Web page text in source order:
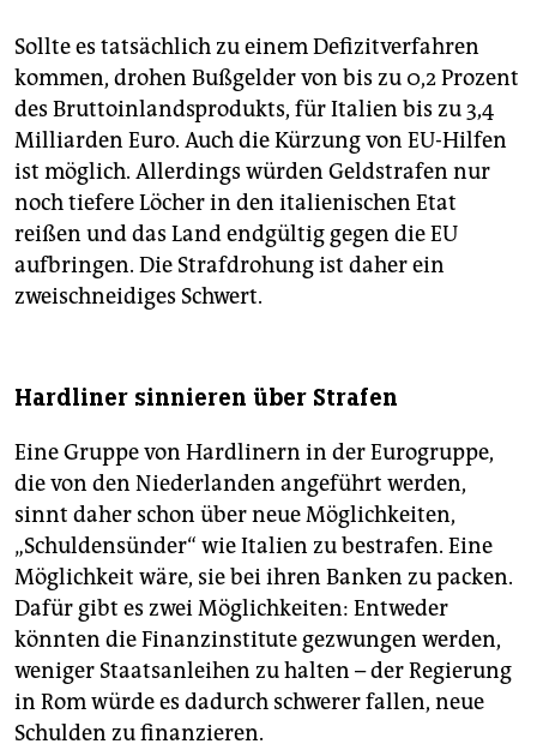
Sollte es tatsächlich zu einem Defizitverfahren
kommen, drohen Bußgelder von bis zu 0,2 Prozent
des Bruttoinlandsprodukts, für Italien bis zu 3,4
Milliarden Euro. Auch die Kürzung von EU-Hilfen
ist möglich. Allerdings würden Geldstrafen nur
noch tiefere Löcher in den italienischen Etat
reißen und das Land endgültig gegen die EU
aufbringen. Die Strafdrohung ist daher ein
zweischneidiges Schwert.
Hardliner sinnieren über Strafen
Eine Gruppe von Hardlinern in der Eurogruppe,
die von den Niederlanden angeführt werden,
sinnt daher schon über neue Möglichkeiten,
„Schuldensünder“ wie Italien zu bestrafen. Eine
Möglichkeit wäre, sie bei ihren Banken zu packen.
Dafür gibt es zwei Möglichkeiten: Entweder
könnten die Finanzinstitute gezwungen werden,
weniger Staatsanleihen zu halten – der Regierung
in Rom würde es dadurch schwerer fallen, neue
Schulden zu finanzieren.